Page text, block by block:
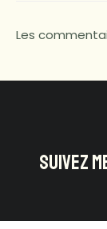
Les
SUIVEZ